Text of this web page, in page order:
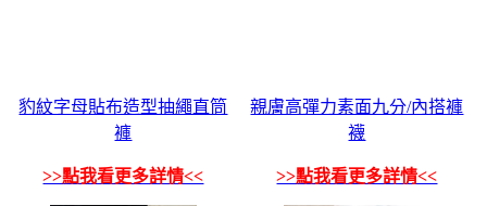
豹紋字母貼布造型抽繩直筒
褲
>>點我看更多詳情<<
親膚高彈力素面九分/內搭褲
襪
>>點我看更多詳情<<